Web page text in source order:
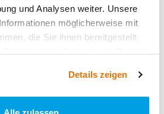
und Analysen weiter. Unsere
möglicherweise mit
die Sie ihnen bereitgestellt
Details zeigen